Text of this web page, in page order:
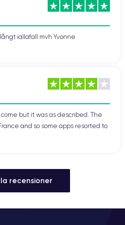
iallafall mvh Yvonne
but it was as described. The
and so some apps resorted to
recensioner